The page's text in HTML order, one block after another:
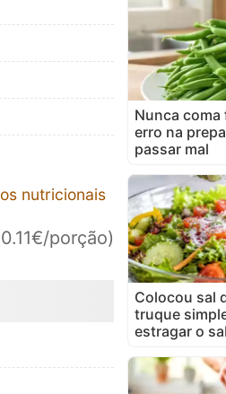
nutricionais
porção)
Nunca coma
erro na
passar mal
Colocou sal
truque
estragar o